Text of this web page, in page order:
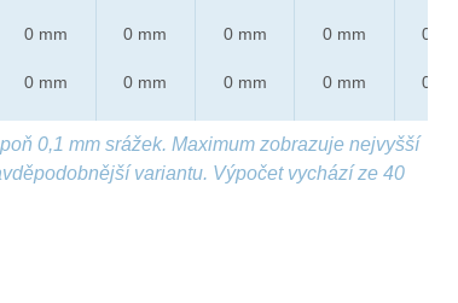
0 mm
0 mm
0 mm
0 mm
0 mm
0 mm
0 mm
0 mm
0 mm
0 mm
0,1 mm srážek. Maximum zobrazuje nejvyšší
variantu. Výpočet vychází ze 40